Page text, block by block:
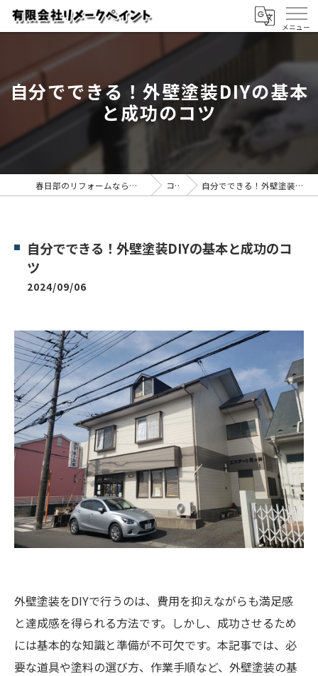
自分でできる！外壁塗装DIYの基本
と成功のコツ
春日部のリフォームなら有限会社リメークペイント コラム 自分でできる！外壁塗装DIYの基本と成功のコツ
自分でできる！外壁塗装DIYの基本と成功のコ
ツ
2024/09/06
外壁塗装をDIYで行うのは、費用を抑えながらも満足感
と達成感を得られる方法です。しかし、成功させるため
には基本的な知識と準備が不可欠です。本記事では、必
要な道具や塗料の選び方、作業手順など、外壁塗装の基